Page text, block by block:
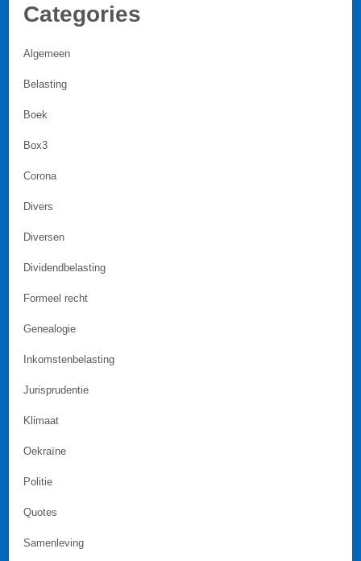
Categories
Algemeen
Belasting
Boek
Box3
Corona
Divers
Diversen
Dividendbelasting
Formeel recht
Genealogie
Inkomstenbelasting
Jurisprudentie
Klimaat
Oekraïne
Politie
Quotes
Samenleving